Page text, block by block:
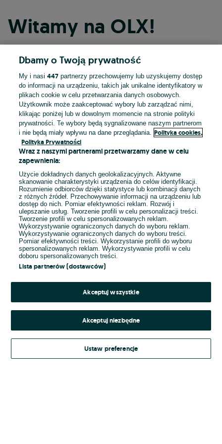
Witamy na OLX!
Kontynuuj przez Facebooka
Kontynuuj przez konto Apple
Kontynuuj przez konto Google
LUB
E-mail
Hasło
Kontynuując za pośrednictwem jednego z dostawców wskazanych powyżej,
Regulamin serwisu OLX.pl w jego aktualnym brzmieniu.
Dbamy o Twoją prywatność
My i nasi447 partnerzy przechowujemy lub uzyskujemy dostęp
do informacji na urządzeniu, takich jak unikalne identyfikatory w
plikach cookie w celu przetwarzania danych osobowych.
Użytkownik może zaakceptować wybory lub zarządzać nimi,
klikając poniżej lub w dowolnym momencie na stronie polityki
prywatności. Te wybory będą sygnalizowane naszym partnerom
i nie będą miały wpływu na dane przeglądania.
Polityka cookies,
Polityka Prywatności
Wraz z naszymi partnerami przetwarzamy dane w celu
zapewnienia:
Użycie dokładnych danych geolokalizacyjnych. Aktywne
skanowanie charakterystyki urządzenia do celów identyfikacji.
Rozumienie odbiorców dzięki statystyce lub kombinacji danych
z różnych źródeł. Przechowywanie informacji na urządzeniu lub
dostęp do nich. Pomiar efektywności reklam. Rozwój i
ulepszanie usług. Tworzenie profili w celu personalizacji treści.
Tworzenie profili w celu spersonalizowanych reklam.
Wykorzystywanie ograniczonych danych do wyboru reklam.
Wykorzystywanie ograniczonych danych do wyboru treści.
Pomiar efektywności treści. Wykorzystanie profili do wyboru
spersonalizowanych reklam. Wykorzystywanie profili w celu
doboru spersonalizowanych treści.
Lista partnerów (dostawców)
Akceptuj wszystkie
Akceptuj niezbędne
Ustaw preferencje